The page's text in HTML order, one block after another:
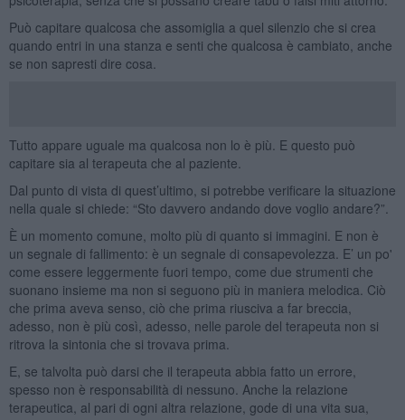
Può capitare qualcosa che assomiglia a quel silenzio che si crea
quando entri in una stanza e senti che qualcosa è cambiato, anche
se non sapresti dire cosa.
Tutto appare uguale ma qualcosa non lo è più. E questo può
capitare sia al terapeuta che al paziente.
Dal punto di vista di quest’ultimo, si potrebbe verificare la situazione
nella quale si chiede: “Sto davvero andando dove voglio andare?”.
È un momento comune, molto più di quanto si immagini. E non è
un segnale di fallimento: è un segnale di consapevolezza. E’ un po'
come essere leggermente fuori tempo, come due strumenti che
suonano insieme ma non si seguono più in maniera melodica. Ciò
che prima aveva senso, ciò che prima riusciva a far breccia,
adesso, non è più così, adesso, nelle parole del terapeuta non si
ritrova la sintonia che si trovava prima.
E, se talvolta può darsi che il terapeuta abbia fatto un errore,
spesso non è responsabilità di nessuno. Anche la relazione
terapeutica, al pari di ogni altra relazione, gode di una vita sua,